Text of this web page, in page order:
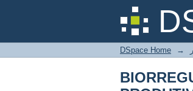
DSpace Home →